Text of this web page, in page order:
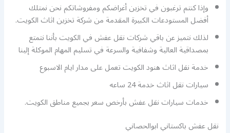
وإذا كنتم ترغبون في تخزين أغراضكم ومفروشاتكم نحن نمتلك
أفضل المستودعات الكبيرة المقدمة من شركة تخزين اثاث الكويت.
لذلك نتميز عن باقي شركات نقل عفش في الكويت بأننا نتمتع
بمصداقية العالية وشفافية والسرعة في تسليم المهام الموكلة إلينا
خدمة نقل اثاث هنود الكويت تعمل على مدار ايام الاسبوع
سيارات نقل اثاث خدمة 24 ساعه
خدمات سيارات نقل عفش بأرخص سعر بجميع مناطق الكويت.
نقل عفش باكستاني ابوالحصاني